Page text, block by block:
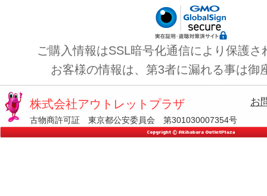
ご購入情報はSSL暗号化通信により保護さ
お客様の情報は、第3者に漏れる事は御
株式会社アウトレットプラザ
古物商許可証 東京都公安委員会 第301030007354号
お